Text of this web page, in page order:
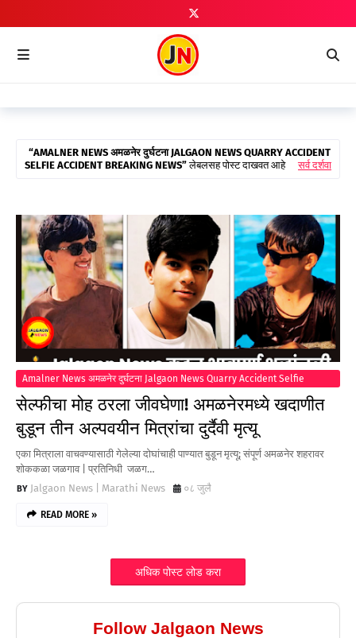
AMALNER NEWS अमळनेर दुर्घटना JALGAON NEWS QUARRY ACCIDENT
SELFIE ACCIDENT BREAKING NEWS लेबलसह पोस्ट दाखवत आहे सर्व दर्शवा
Amalner News अमळनेर दुर्घटना Jalgaon News Quarry Accident Selfie
Accident Breaking News
सेल्फीचा मोह ठरला जीवघेणा! अमळनेरमध्ये खदाणीत
बुडून तीन अल्पवयीन मित्रांचा दुर्दैवी मृत्यू
एका मित्राला वाचवण्यासाठी गेलेल्या दोघांचाही पाण्यात बुडून मृत्यू; संपूर्ण अमळनेर शहरावर
शोककळा जळगाव | प्रतिनिधी जळग…
Jalgaon News | Marathi News
०८ जुलै
READ MORE »
अधिक पोस्ट लोड करा
Follow Jalgaon News